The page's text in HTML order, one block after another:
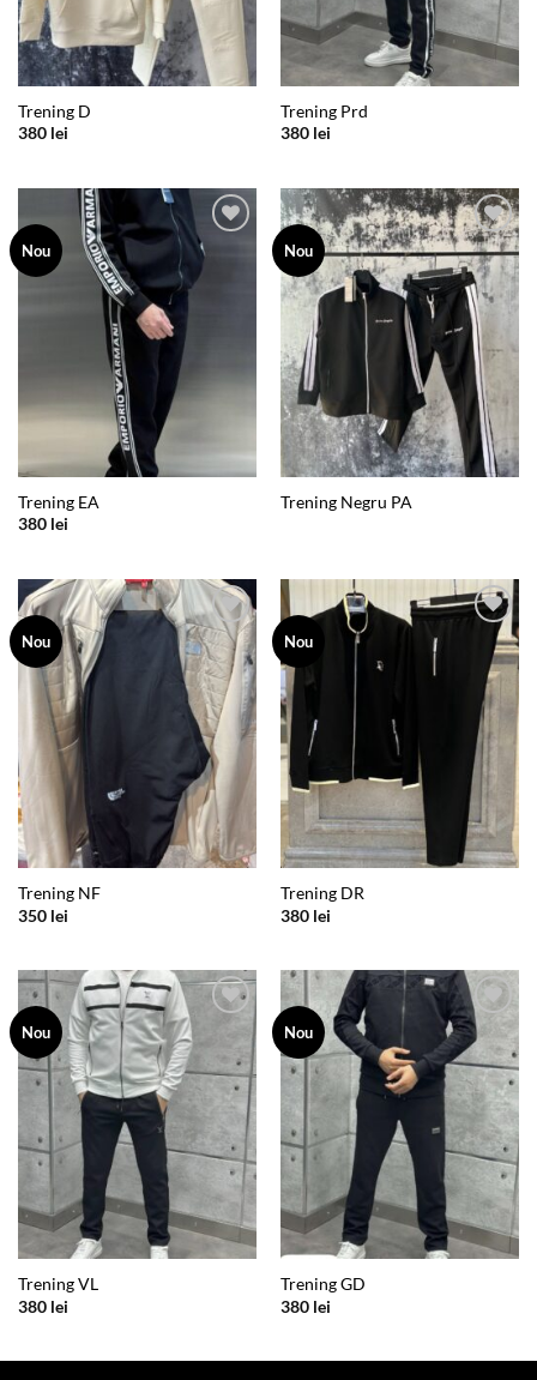
Trening D
380 lei
Trening Prd
380 lei
Nou
Add to
wishlist
Trening EA
380 lei
Nou
Add to
wishlist
Trening Negru PA
Nou
Add to
wishlist
Trening NF
350 lei
Nou
Add to
wishlist
Trening DR
380 lei
Nou
wishlist
Trening VL
380 lei
Nou
Add to
wishlist
Trening GD
380 lei